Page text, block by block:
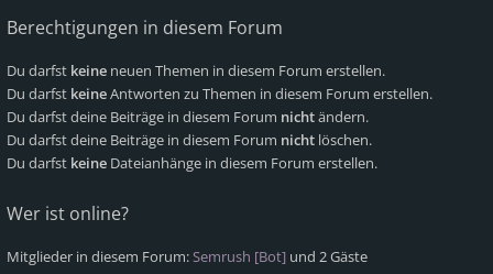
Berechtigungen in diesem Forum
Du darfst keine neuen Themen in diesem Forum erstellen.
Du darfst keineAntworten zu Themen in diesem Forum erstellen.
Du darfst deine Beiträge in diesem Forum nichtändern.
Du darfst deine Beiträge in diesem Forum nicht löschen.
Du darfst keine Dateianhänge in diesem Forum erstellen.
Wer ist online?
Mitglieder in diesem Forum:Semrush [Bot] und 2 Gäste